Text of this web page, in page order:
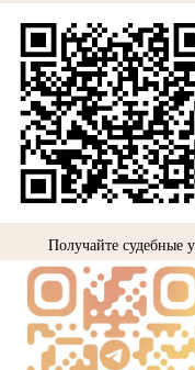
Получайте судебные